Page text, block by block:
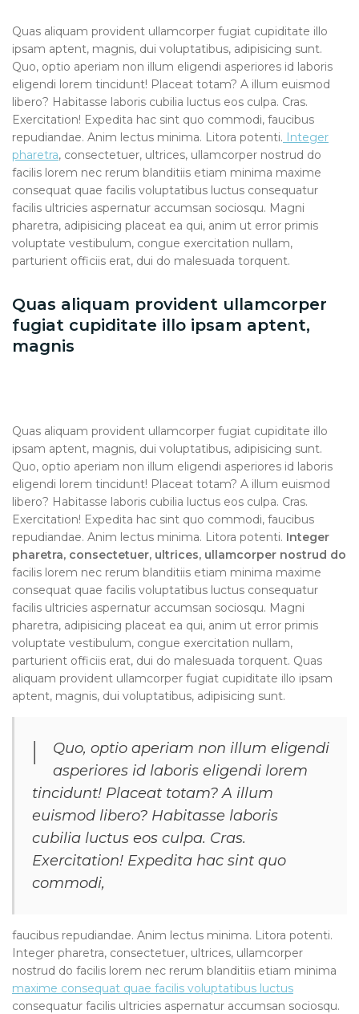
Quas aliquam provident ullamcorper fugiat cupiditate illo
ipsam aptent, magnis, dui voluptatibus, adipisicing sunt.
Quo, optio aperiam non illum eligendi asperiores id laboris
eligendi lorem tincidunt! Placeat totam? A illum euismod
libero? Habitasse laboris cubilia luctus eos culpa. Cras.
Exercitation! Expedita hac sint quo commodi, faucibus
repudiandae. Anim lectus minima. Litora potenti. Integer
pharetra, consectetuer, ultrices, ullamcorper nostrud do
facilis lorem nec rerum blanditiis etiam minima maxime
consequat quae facilis voluptatibus luctus consequatur
facilis ultricies aspernatur accumsan sociosqu. Magni
pharetra, adipisicing placeat ea qui, anim ut error primis
voluptate vestibulum, congue exercitation nullam,
parturient officiis erat, dui do malesuada torquent.
Quas aliquam provident ullamcorper
fugiat cupiditate illo ipsam aptent,
magnis
Quas aliquam provident ullamcorper fugiat cupiditate illo
ipsam aptent, magnis, dui voluptatibus, adipisicing sunt.
Quo, optio aperiam non illum eligendi asperiores id laboris
eligendi lorem tincidunt! Placeat totam? A illum euismod
libero? Habitasse laboris cubilia luctus eos culpa. Cras.
Exercitation! Expedita hac sint quo commodi, faucibus
repudiandae. Anim lectus minima. Litora potenti. Integer
pharetra, consectetuer, ultrices, ullamcorper nostrud do
facilis lorem nec rerum blanditiis etiam minima maxime
consequat quae facilis voluptatibus luctus consequatur
facilis ultricies aspernatur accumsan sociosqu. Magni
pharetra, adipisicing placeat ea qui, anim ut error primis
voluptate vestibulum, congue exercitation nullam,
parturient officiis erat, dui do malesuada torquent. Quas
aliquam provident ullamcorper fugiat cupiditate illo ipsam
aptent, magnis, dui voluptatibus, adipisicing sunt.
Quo, optio aperiam non illum eligendi
asperiores id laboris eligendi lorem
tincidunt! Placeat totam? A illum
euismod libero? Habitasse laboris
cubilia luctus eos culpa. Cras.
Exercitation! Expedita hac sint quo
commodi,
faucibus repudiandae. Anim lectus minima. Litora potenti.
Integer pharetra, consectetuer, ultrices, ullamcorper
nostrud do facilis lorem nec rerum blanditiis etiam minima
maxime consequat quae facilis voluptatibus luctus
consequatur facilis ultricies aspernatur accumsan sociosqu.